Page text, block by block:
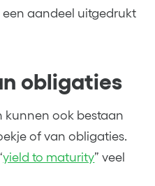
aandeel uitgedrukt
obligaties
kunnen ook bestaan
of van obligaties.
yield to maturity” veel